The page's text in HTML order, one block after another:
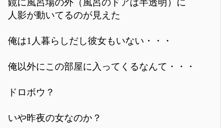
鏡に風呂場の外（風呂のドアは半透明）に
人影が動いてるのが見えた
俺は1人暮らしだし彼女もいない・・・
俺以外にこの部屋に入ってくるなんて・・・
ドロボウ？
いや昨夜の女なのか？